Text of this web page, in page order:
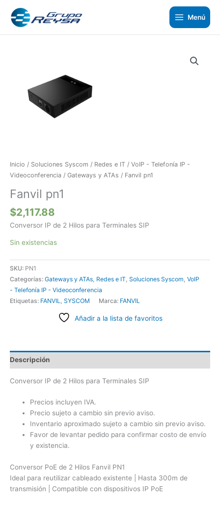
contenido
Menú
Inicio / Soluciones Syscom / Redes e IT / VoIP - Telefonía IP -
Videoconferencia / Gateways y ATAs / Fanvil pn1
Fanvil pn1
$2,117.88
Conversor IP de 2 Hilos para Terminales SIP
Sin existencias
SKU: PN1
Categorías: Gateways y ATAs, Redes e IT, Soluciones Syscom, VoIP
- Telefonía IP - Videoconferencia
Etiquetas: FANVIL, SYSCOM Marca: FANVIL
Añadir a la lista de favoritos
Descripción
Conversor IP de 2 Hilos para Terminales SIP
Precios incluyen IVA.
Precio sujeto a cambio sin previo aviso.
Inventario aproximado sujeto a cambio sin previo aviso.
Favor de levantar pedido para confirmar costo de envío
y existencia.
Conversor PoE de 2 Hilos Fanvil PN1
Ideal para reutilizar cableado existente | Hasta 300m de
transmisión | Compatible con dispositivos IP PoE